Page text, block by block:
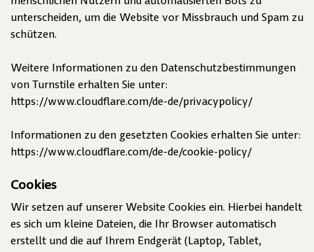
unterscheiden, um die Website vor Missbrauch und Spam zu
schützen.
Weitere Informationen zu den Datenschutzbestimmungen
von Turnstile erhalten Sie unter:
https://www.cloudflare.com/de-de/privacypolicy/
Informationen zu den gesetzten Cookies erhalten Sie unter:
https://www.cloudflare.com/de-de/cookie-policy/
Cookies
Wir setzen auf unserer Website Cookies ein. Hierbei handelt
es sich um kleine Dateien, die Ihr Browser automatisch
erstellt und die auf Ihrem Endgerät (Laptop, Tablet,